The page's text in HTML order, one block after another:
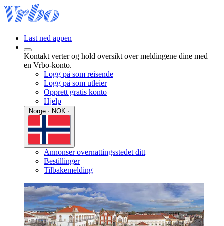
Last ned appen
Kontakt verter og hold oversikt over meldingene dine med
en Vrbo-konto.
Logg på som reisende
Logg på som utleier
Opprett gratis konto
Hjelp
Annonser overnattingsstedet ditt
Bestillinger
Tilbakemelding